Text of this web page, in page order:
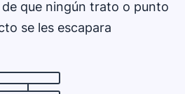
que ningún trato o punto
se les escapara